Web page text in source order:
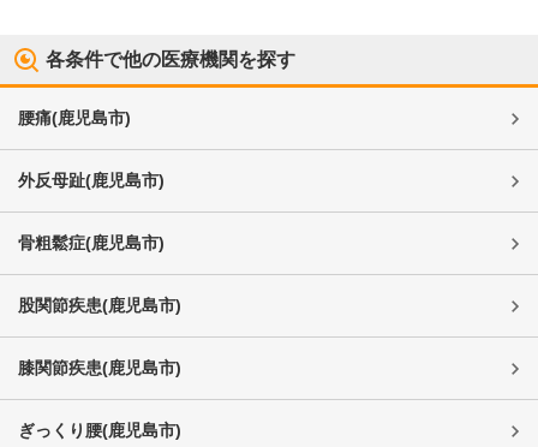
各条件で他の医療機関を探す
腰痛(鹿児島市)
外反母趾(鹿児島市)
骨粗鬆症(鹿児島市)
股関節疾患(鹿児島市)
膝関節疾患(鹿児島市)
ぎっくり腰(鹿児島市)